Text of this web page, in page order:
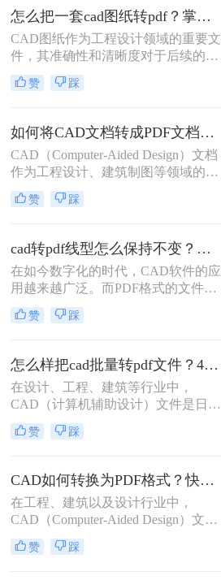
PDF格式成为了一个常见的需求。
PDF格式以其良好的兼容性和稳定
性，确保了文档在不同设备和软件中
的一致呈现。那么怎么将多个cad文档
转pdf呢？以下是将多个CAD文档转
换为PDF格式的几种方法。
怎么把一套cad图纸转pdf？掌握这3招就够了！
CAD图纸作为工程设计领域的重要文
件，其准确性和清晰度对于后续的设
计、施工及交流至关重要。然而，在
实际应用中，我们常常需要将CAD图
或存档。那么怎么把一套cad图纸转
pdf呢？以下，将详细介绍几种将一套
CAD图纸转换为PDF格式的方法。
赞 踩
如何将CAD文档转成PDF文档？这三种转换方法快来了解下！
CAD（Computer-Aided Design）文档
作为工程设计、建筑制图等领域的重
要工具，其转换为PDF（Portable
Document Format）文档的需求日益增
性和内容稳定性，成为了文档共享、
归档和展示的首选。那么如何将CAD
文档转成PDF文档呢？以下将详细介
绍几种将CAD文档转换成PDF文档的
方法。
赞 踩
cad转pdf线型怎么保持不变？试试这3个方法！
在如今数字化的时代，CAD软件的应
用越来越广泛。而PDF格式的文件则
成为了在不同平台之间共享CAD设计
的常用方式。然而，在将CAD文件转
个普遍的问题，那就是线型的变化。
那么cad转pdf线型怎么保持不变呢？
本文将介绍三种方法，帮助您实现
CAD转PDF的过程中线型的完美保
留。
赞 踩
怎么样把cad批量转pdf文件？4种解决方法快来试试吧！
在设计、工程、建筑等行业中，
CAD（计算机辅助设计）文件是日常
工作中不可或缺的一部分。然而，为
了便于分享、打印或存档，经常需要
么样把cad批量转pdf文件呢？本文将
详细介绍几种将CAD文件批量转换为
PDF文件的方法，帮助用户高效完成
这一任务。
赞 踩
CAD如何转换为PDF格式？快来试试这三种方法吧！
在工程、建筑以及设计行业中，
CAD（Computer-Aided Design）文件
是存储和交流复杂设计信息的标准格
式。然而，PDF（Portable Document
赞 踩